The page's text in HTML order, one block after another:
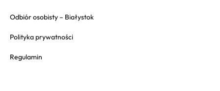
Odbiór osobisty – Białystok
Polityka prywatności
Regulamin